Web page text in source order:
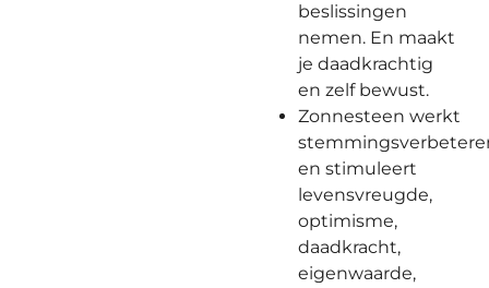
beslissingen
nemen. En maakt
je daadkrachtig
en zelf bewust.
Zonnesteen werkt
en stimuleert
levensvreugde,
optimisme,
daadkracht,
eigenwaarde,